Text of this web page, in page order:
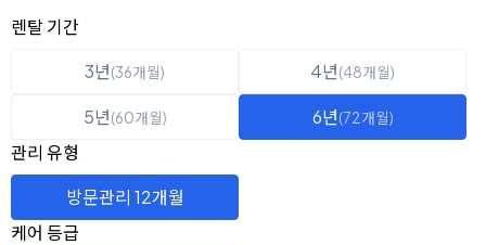
옵션 선택
렌탈 선택
렌탈 기간
3년(36개월) 4년(48개월)
5년(60개월) 6년(72개월)
관리 유형
방문관리 12개월
케어 등급